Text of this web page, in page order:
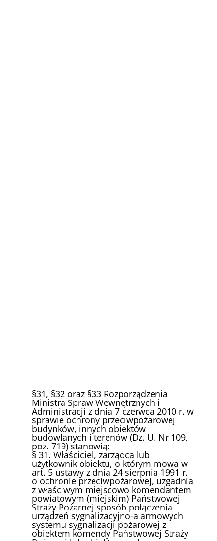
§31, §32 oraz §33 Rozporządzenia
Ministra Spraw Wewnętrznych i
Administracji z dnia 7 czerwca 2010 r. w
sprawie ochrony przeciwpożarowej
budynków, innych obiektów
budowlanych i terenów (Dz. U. Nr 109,
poz. 719) stanowią:
§ 31. Właściciel, zarządca lub
użytkownik obiektu, o którym mowa w
art. 5 ustawy z dnia 24 sierpnia 1991 r.
o ochronie przeciwpożarowej, uzgadnia
z właściwym miejscowo komendantem
powiatowym (miejskim) Państwowej
Straży Pożarnej sposób połączenia
urządzeń sygnalizacyjno-alarmowych
systemu sygnalizacji pożarowej z
obiektem komendy Państwowej Straży